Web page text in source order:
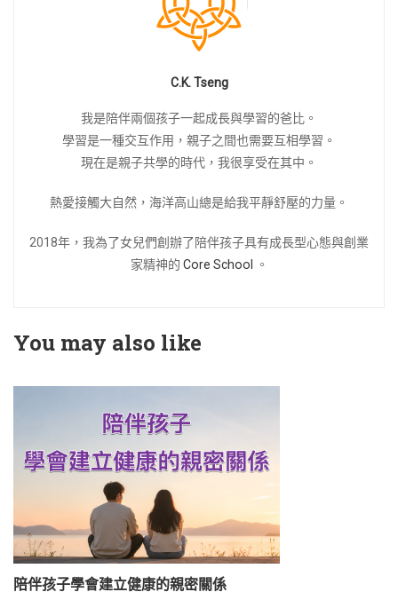
C.K. Tseng
我是陪伴兩個孩子一起成長與學習的爸比。
學習是一種交互作用，親子之間也需要互相學習。
現在是親子共學的時代，我很享受在其中。
熱愛接觸大自然，海洋高山總是給我平靜舒壓的力量。
2018年，我為了女兒們創辦了陪伴孩子具有成長型心態與創業
家精神的 Core School 。
You may also like
陪伴孩子學會建立健康的親密關係